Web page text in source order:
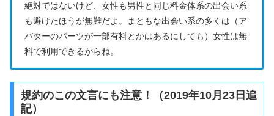
絶対ではないけど、女性も男性と同じ料金体系の出会い系
も避けたほうが無難だよ。まともな出会い系の多くは（ア
バターのパーツが一部有料とかはあるにしても）女性は無
料で利用できるからね。
規約のこの文言にも注意！（2019年10月23日追
記）